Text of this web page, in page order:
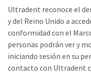
Ultradent reconoce el
y del Reino Unido a
conformidad con el
personas podrán ver y
iniciando sesión en su
contacto con Ultradent
time
while
still
in
backordered
status.
checks
to:
Ultradent
Inc.
PO
Box